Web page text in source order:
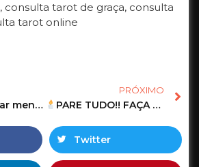
tarot de graça, consulta
tarot online
Eu devo mandar mensagem pra ele(a)? | Tarot Responde #tarotdoamor #tarotdehoje #tarotresponde
PRÓXIMO
PARE TUDO!! FAÇA ESSA SIMPATIA ANTES QUE TUDO PIORE!! #simpatias
Twitter